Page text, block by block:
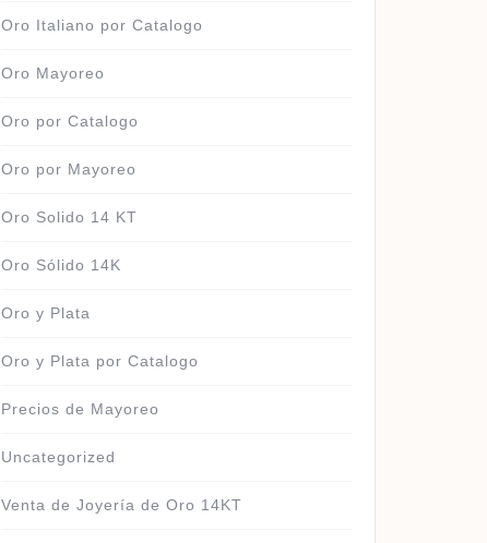
Oro Italiano por Catalogo
Oro Mayoreo
Oro por Catalogo
Oro por Mayoreo
Oro Solido 14 KT
Oro Sólido 14K
Oro y Plata
Oro y Plata por Catalogo
Precios de Mayoreo
Uncategorized
Venta de Joyería de Oro 14KT